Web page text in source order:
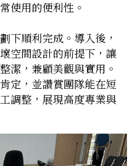
使用的便利性。
下順利完成。導入後，
空間設計的前提下，讓
潔，兼顧美觀與實用。
定，並讚賞團隊能在短
調整，展現高度專業與